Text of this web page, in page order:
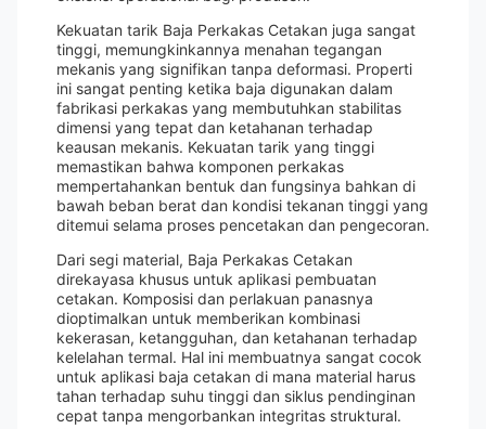
Kekuatan tarik Baja Perkakas Cetakan juga sangat
tinggi, memungkinkannya menahan tegangan
mekanis yang signifikan tanpa deformasi. Properti
ini sangat penting ketika baja digunakan dalam
fabrikasi perkakas yang membutuhkan stabilitas
dimensi yang tepat dan ketahanan terhadap
keausan mekanis. Kekuatan tarik yang tinggi
memastikan bahwa komponen perkakas
mempertahankan bentuk dan fungsinya bahkan di
bawah beban berat dan kondisi tekanan tinggi yang
ditemui selama proses pencetakan dan pengecoran.
Dari segi material, Baja Perkakas Cetakan
direkayasa khusus untuk aplikasi pembuatan
cetakan. Komposisi dan perlakuan panasnya
dioptimalkan untuk memberikan kombinasi
kekerasan, ketangguhan, dan ketahanan terhadap
kelelahan termal. Hal ini membuatnya sangat cocok
untuk aplikasi baja cetakan di mana material harus
tahan terhadap suhu tinggi dan siklus pendinginan
cepat tanpa mengorbankan integritas struktural.